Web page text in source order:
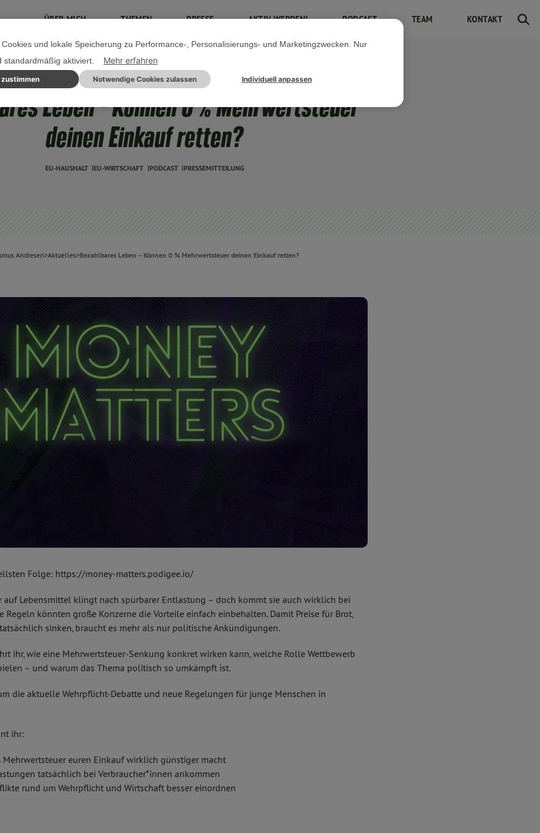
ÜBER MICH THEMEN PRESSE AKTIV WERDEN! PODCAST TEAM KONTAKT
13. APRIL 2026
Leben – Können 0 % Mehrwertsteuer
deinen Einkauf retten?
EU-HAUSHALT EU-WIRTSCHAFT PODCAST PRESSEMITTEILUNG
Andresen>Aktuelles>Bezahlbares Leben – Können 0 % Mehrwertsteuer deinen Einkauf retten?
Folge: https://money-matters.podigee.io/
auf Lebensmittel klingt nach spürbarer Entlastung – doch kommt sie auch wirklich bei
Regeln könnten große Konzerne die Vorteile einfach einbehalten. Damit Preise für Brot,
sinken, braucht es mehr als nur politische Ankündigungen.
ihr, wie eine Mehrwertsteuer-Senkung konkret wirken kann, welche Rolle Wettbewerb
– und warum das Thema politisch so umkämpft ist.
die aktuelle Wehrpflicht-Debatte und neue Regelungen für junge Menschen in
ihr:
Mehrwertsteuer euren Einkauf wirklich günstiger macht
tatsächlich bei Verbraucher*innen ankommen
rund um Wehrpflicht und Wirtschaft besser einordnen
und lokale Speicherung zu Performance-, Personalisierungs- und Marketingzwecken. Nur
aktiviert.
Mehr erfahren
zustimmen Notwendige Cookies zulassen Individuell anpassen